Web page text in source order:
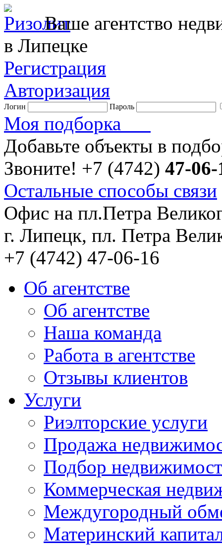
Ваше агентство
в Липецке
Регистрация
Авторизация
Логин Пароль
Моя подборка
Добавьте объекты в
Звоните! +7 (4742) 47-06-
Остальные способы связи
Офис на пл.Петра
г. Липецк, пл. Петра
+7 (4742) 47-06-16
Об агентстве
Об агентстве
Наша команда
Работа в агентстве
Отзывы клиентов
Услуги
Риэлторские услуги
Продажа
Подбор
Коммерческая
Междугородный
Материнский